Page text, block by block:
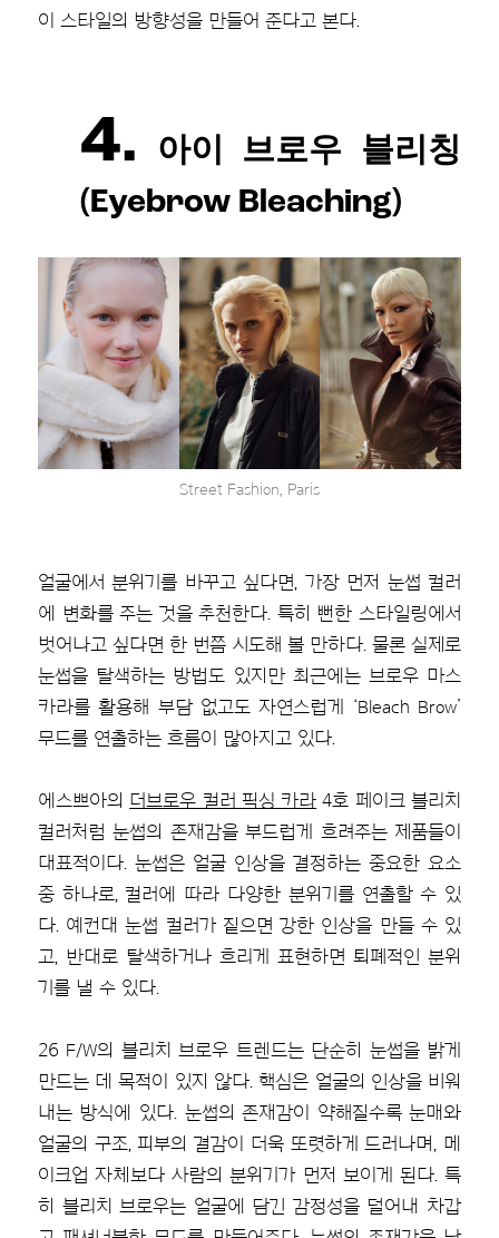
이 스타일의 방향성을 만들어 준다고 본다.
4. 아이 브로우 블리칭
(Eyebrow Bleaching)
Street Fashion, Paris
얼굴에서 분위기를 바꾸고 싶다면, 가장 먼저 눈썹 컬러
에 변화를 주는 것을 추천한다. 특히 뻔한 스타일링에서
벗어나고 싶다면 한 번쯤 시도해 볼 만하다. 물론 실제로
눈썹을 탈색하는 방법도 있지만 최근에는 브로우 마스
카라를 활용해 부담 없고도 자연스럽게 ‘Bleach Brow’
무드를 연출하는 흐름이 많아지고 있다.
에스쁘아의 더브로우 컬러 픽싱 카라 4호 페이크 블리치
컬러처럼 눈썹의 존재감을 부드럽게 흐려주는 제품들이
대표적이다. 눈썹은 얼굴 인상을 결정하는 중요한 요소
중 하나로, 컬러에 따라 다양한 분위기를 연출할 수 있
다. 예컨대 눈썹 컬러가 짙으면 강한 인상을 만들 수 있
고, 반대로 탈색하거나 흐리게 표현하면 퇴폐적인 분위
기를 낼 수 있다.
26 F/W의 블리치 브로우 트렌드는 단순히 눈썹을 밝게
만드는 데 목적이 있지 않다. 핵심은 얼굴의 인상을 비워
내는 방식에 있다. 눈썹의 존재감이 약해질수록 눈매와
얼굴의 구조, 피부의 결감이 더욱 또렷하게 드러나며, 메
이크업 자체보다 사람의 분위기가 먼저 보이게 된다. 특
히 블리치 브로우는 얼굴에 담긴 감정성을 덜어내 차갑